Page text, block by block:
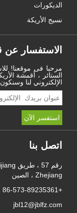
الديكورات
نسيج الأريكة
الاستفسار عن
مرحبا فى موقعنا!
الستائر ، أقمشة
الإلكتروني لنا وسنكون
اتصل بنا
Zhejiang ، الصين
+86-573-89235361
jbl12@jblfz.com